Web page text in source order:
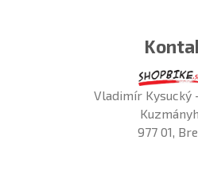
Vladimír Kysucký
977 01,